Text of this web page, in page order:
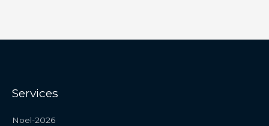
Services
Noel-2026